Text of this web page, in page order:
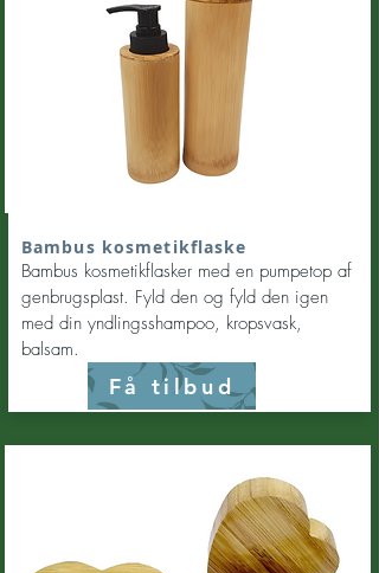
Bambus kosmetikflaske
Bambus kosmetikflasker med en pumpetop af
genbrugsplast. Fyld den og fyld den igen
med din yndlingsshampoo, kropsvask,
balsam.
Få tilbud